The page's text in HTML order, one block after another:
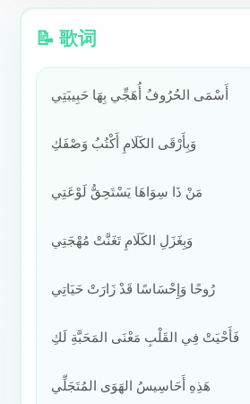
📝 歌词
أَسْمَى الحُرُوفُ أُهَجِّي بِهَا حَبِيبَتِي
وَبِأَرْقَى الكَلَامِ أَكْتُبُ وَصْفَكِ
مَنْ ذَا سِوَاهَا يَسْتَحِقُّ لَوْعَتِي
وَبِغَزَلِ الكَلَامِ تَغَنَّتْ مُهْجَتِي
رُوحًا وَإِحْسَاسًا قَدْ زَارَتْ حَيَاتِي
فَأَحْيَتْ فِي القَلْبِ مَعْنَى المَحَبَّةِ لَكِ
هَذِهِ أَحَاسِيسُ الهَوَى المُتَجَلِّي